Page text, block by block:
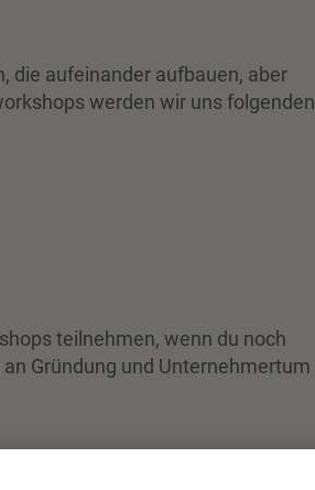
die aufeinander aufbauen, aber
werden wir uns folgenden
teilnehmen, wenn du noch
Gründung und Unternehmertum